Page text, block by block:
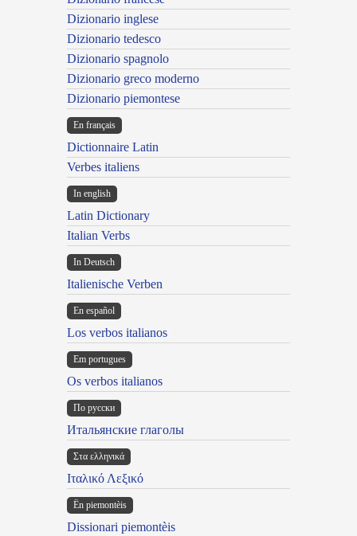
Dizionario inglese
Dizionario tedesco
Dizionario spagnolo
Dizionario greco moderno
Dizionario piemontese
En français
Dictionnaire Latin
Verbes italiens
In english
Latin Dictionary
Italian Verbs
In Deutsch
Italienische Verben
En español
Los verbos italianos
Em portugues
Os verbos italianos
По русски
Итальянские глаголы
Στα ελληνικά
Ιταλικό Λεξικό
Ën piemontèis
Dissionari piemontèis